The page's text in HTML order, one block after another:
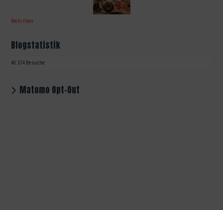
Mehr Fotos
Blogstatistik
40.574 Besuche
Matomo Opt-Out